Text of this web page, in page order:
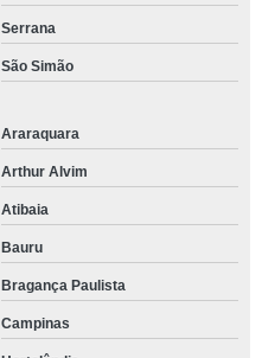
Serrana
São Simão
Araraquara
Arthur Alvim
Atibaia
Bauru
Bragança Paulista
Campinas